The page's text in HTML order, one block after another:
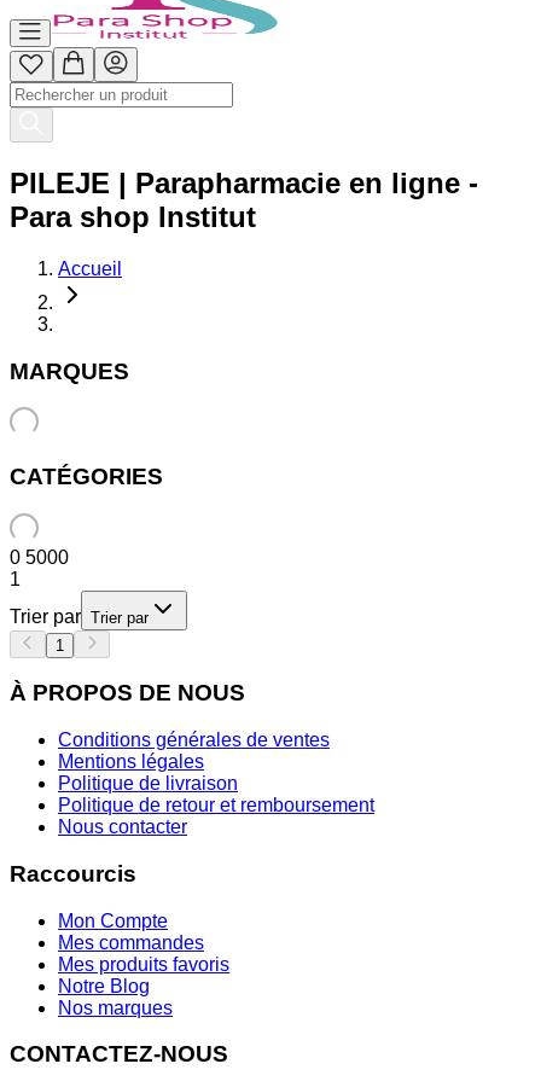
PILEJE | Parapharmacie en ligne -
Para shop Institut
Accueil
MARQUES
CATÉGORIES
0 5000
1
Trier par Trier par
1
À PROPOS DE NOUS
Conditions générales de ventes
Mentions légales
Politique de livraison
Politique de retour et remboursement
Nous contacter
Raccourcis
Mon Compte
Mes commandes
Mes produits favoris
Notre Blog
Nos marques
CONTACTEZ-NOUS